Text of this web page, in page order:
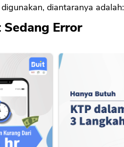
diantaranya adalah:
Error